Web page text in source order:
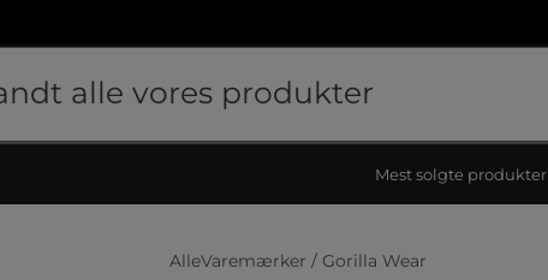
Mest solgte produkter
AlleVaremærker / Gorilla Wear